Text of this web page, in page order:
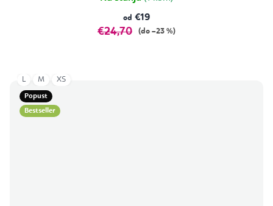
od €19
€24,70 (do –23 %)
Popust
Bestseller
L M XS